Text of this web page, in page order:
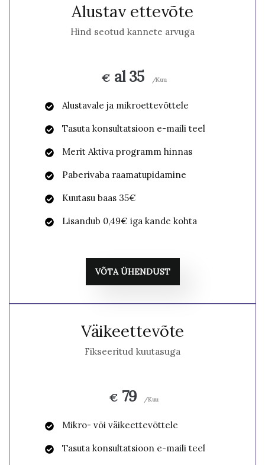
Alustav ettevõte
Hind seotud kannete arvuga
€ al 35 /Kuu
Alustavale ja mikroettevõttele
Tasuta konsultatsioon e-maili teel
Merit Aktiva programm hinnas
Paberivaba raamatupidamine
Kuutasu baas 35€
Lisandub 0,49€ iga kande kohta
VÕTA ÜHENDUST
Väikeettevõte
Fikseeritud kuutasuga
€ 79 /Kuu
Mikro- või väikeettevõttele
Tasuta konsultatsioon e-maili teel